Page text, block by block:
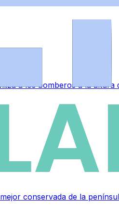
a los bomberos a la altura
conservada de la